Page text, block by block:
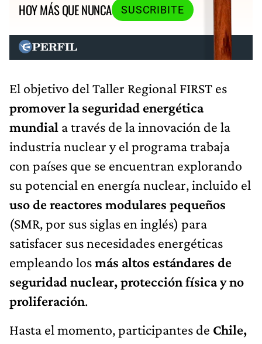
HOY MÁS QUE NUNCA
SUSCRIBITE
El objetivo del Taller Regional FIRST es
promover la seguridad energética
mundial a través de la innovación de la
industria nuclear y el programa trabaja
con países que se encuentran explorando
su potencial en energía nuclear, incluido el
uso de reactores modulares pequeños
(SMR, por sus siglas en inglés) para
satisfacer sus necesidades energéticas
empleando losmás altos estándares de
seguridad nuclear, protección física y no
proliferación.
Hasta el momento, participantes de Chile,